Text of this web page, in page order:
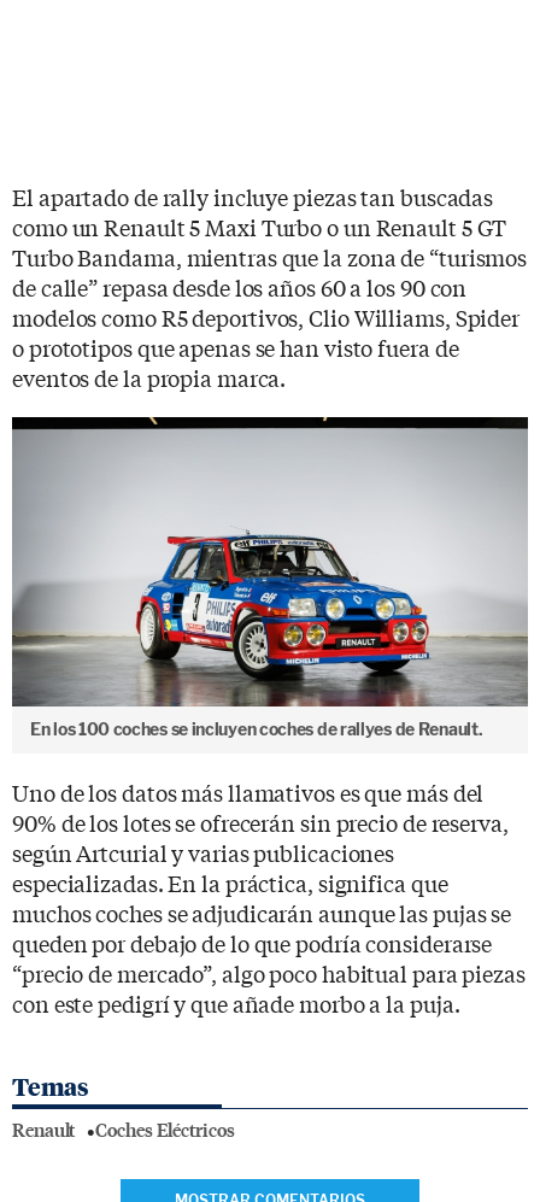
El apartado de rally incluye piezas tan buscadas
como un Renault 5 Maxi Turbo o un Renault 5 GT
Turbo Bandama, mientras que la zona de “turismos
de calle” repasa desde los años 60 a los 90 con
modelos como R5 deportivos, Clio Williams, Spider
o prototipos que apenas se han visto fuera de
eventos de la propia marca.
En los 100 coches se incluyen coches de rallyes de Renault.
Uno de los datos más llamativos es que más del
90% de los lotes se ofrecerán sin precio de reserva,
según Artcurial y varias publicaciones
especializadas. En la práctica, significa que
muchos coches se adjudicarán aunque las pujas se
queden por debajo de lo que podría considerarse
“precio de mercado”, algo poco habitual para piezas
con este pedigrí y que añade morbo a la puja.
Temas
Renault Coches Eléctricos